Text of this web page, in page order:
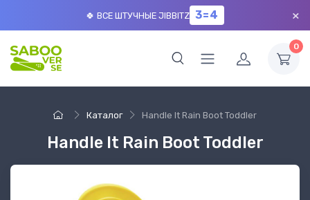
🍀 ВСЕ ШТУЧНЫЕ JIBBITZ 3=4 ×
0
Каталог Handle It Rain Boot Toddler
Handle It Rain Boot Toddler